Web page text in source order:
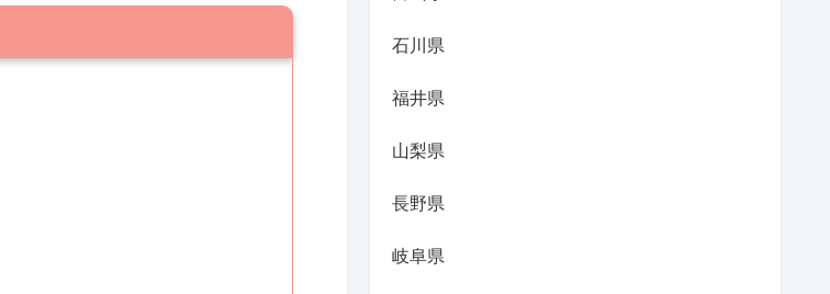
石川県
福井県
山梨県
長野県
岐阜県